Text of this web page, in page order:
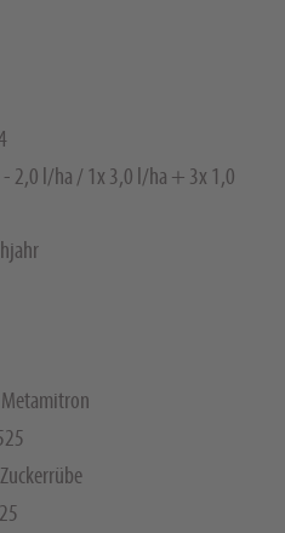
- 2,0 l/ha / 1x 3,0 l/ha + 3x 1,0
Zuckerrübe